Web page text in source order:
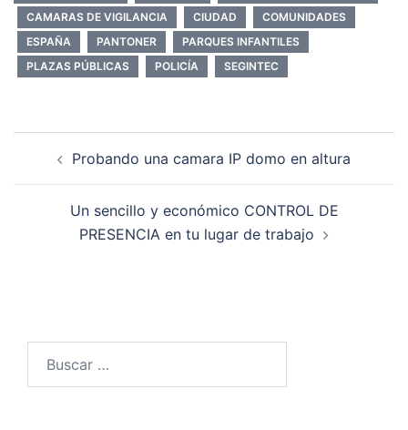
CAMARAS DE VIGILANCIA
CIUDAD
COMUNIDADES
ESPAÑA
PANTONER
PARQUES INFANTILES
PLAZAS PÚBLICAS
POLICÍA SEGINTEC
Probando una camara IP domo en altura
Un sencillo y económico CONTROL DE
PRESENCIA en tu lugar de trabajo